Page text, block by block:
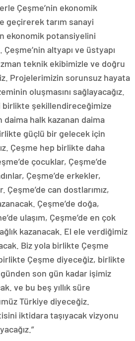
Çeşme’nin ekonomik
geçirerek tarım sanayi
ekonomik potansiyelini
altyapı ve üstyapı
teknik ekibimizle ve doğru
Projelerimizin sorunsuz hayata
oluşmasını sağlayacağız.
birlikte şekillendireceğimize
daima halk kazanan daima
güçlü bir gelecek için
Çeşme hep birlikte daha
çocuklar, Çeşme’de
Çeşme’de erkekler,
Çeşme’de can dostlarımız,
Çeşme’de doğa,
ulaşım, Çeşme’de en çok
kazanacak. El ele verdiğimiz
Biz yola birlikte Çeşme
Çeşme diyeceğiz, birlikte
son gün kadar işimiz
ve bu beş yıllık süre
Türkiye diyeceğiz.
iktidara taşıyacak vizyonu